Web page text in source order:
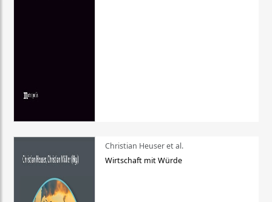
Christian Heuser et al.
Wirtschaft mit Würde